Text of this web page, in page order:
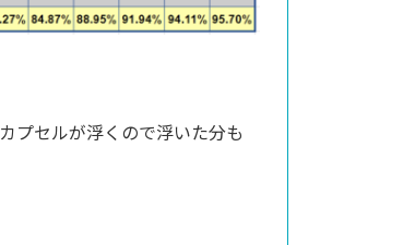
プセルが浮くので浮いた分も